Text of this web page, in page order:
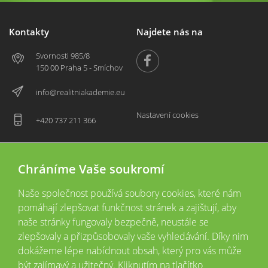
Kontakty
Svornosti 985/8
150 00 Praha 5 - Smíchov
info@realitniakademie.eu
+420 737 211 366
Najdete nás na
Nastavení cookies
2026 © CopyrightVšechna práva vyhrazena
Tyto webové stránky jsou provozovány společností Realitní akademie České
Chráníme Vaše soukromí
Naše společnost používá soubory cookies, které nám
pomáhají zlepšovat funkčnost stránek a zajištují, aby
naše stránky fungovaly bezpečně, neustále se
zlepšovaly a přizpůsobovaly vaše vyhledávání. Díky nim
dokážeme lépe nabídnout obsah, který pro vás může
být zajímavý a užitečný. Kliknutím na tlačítko